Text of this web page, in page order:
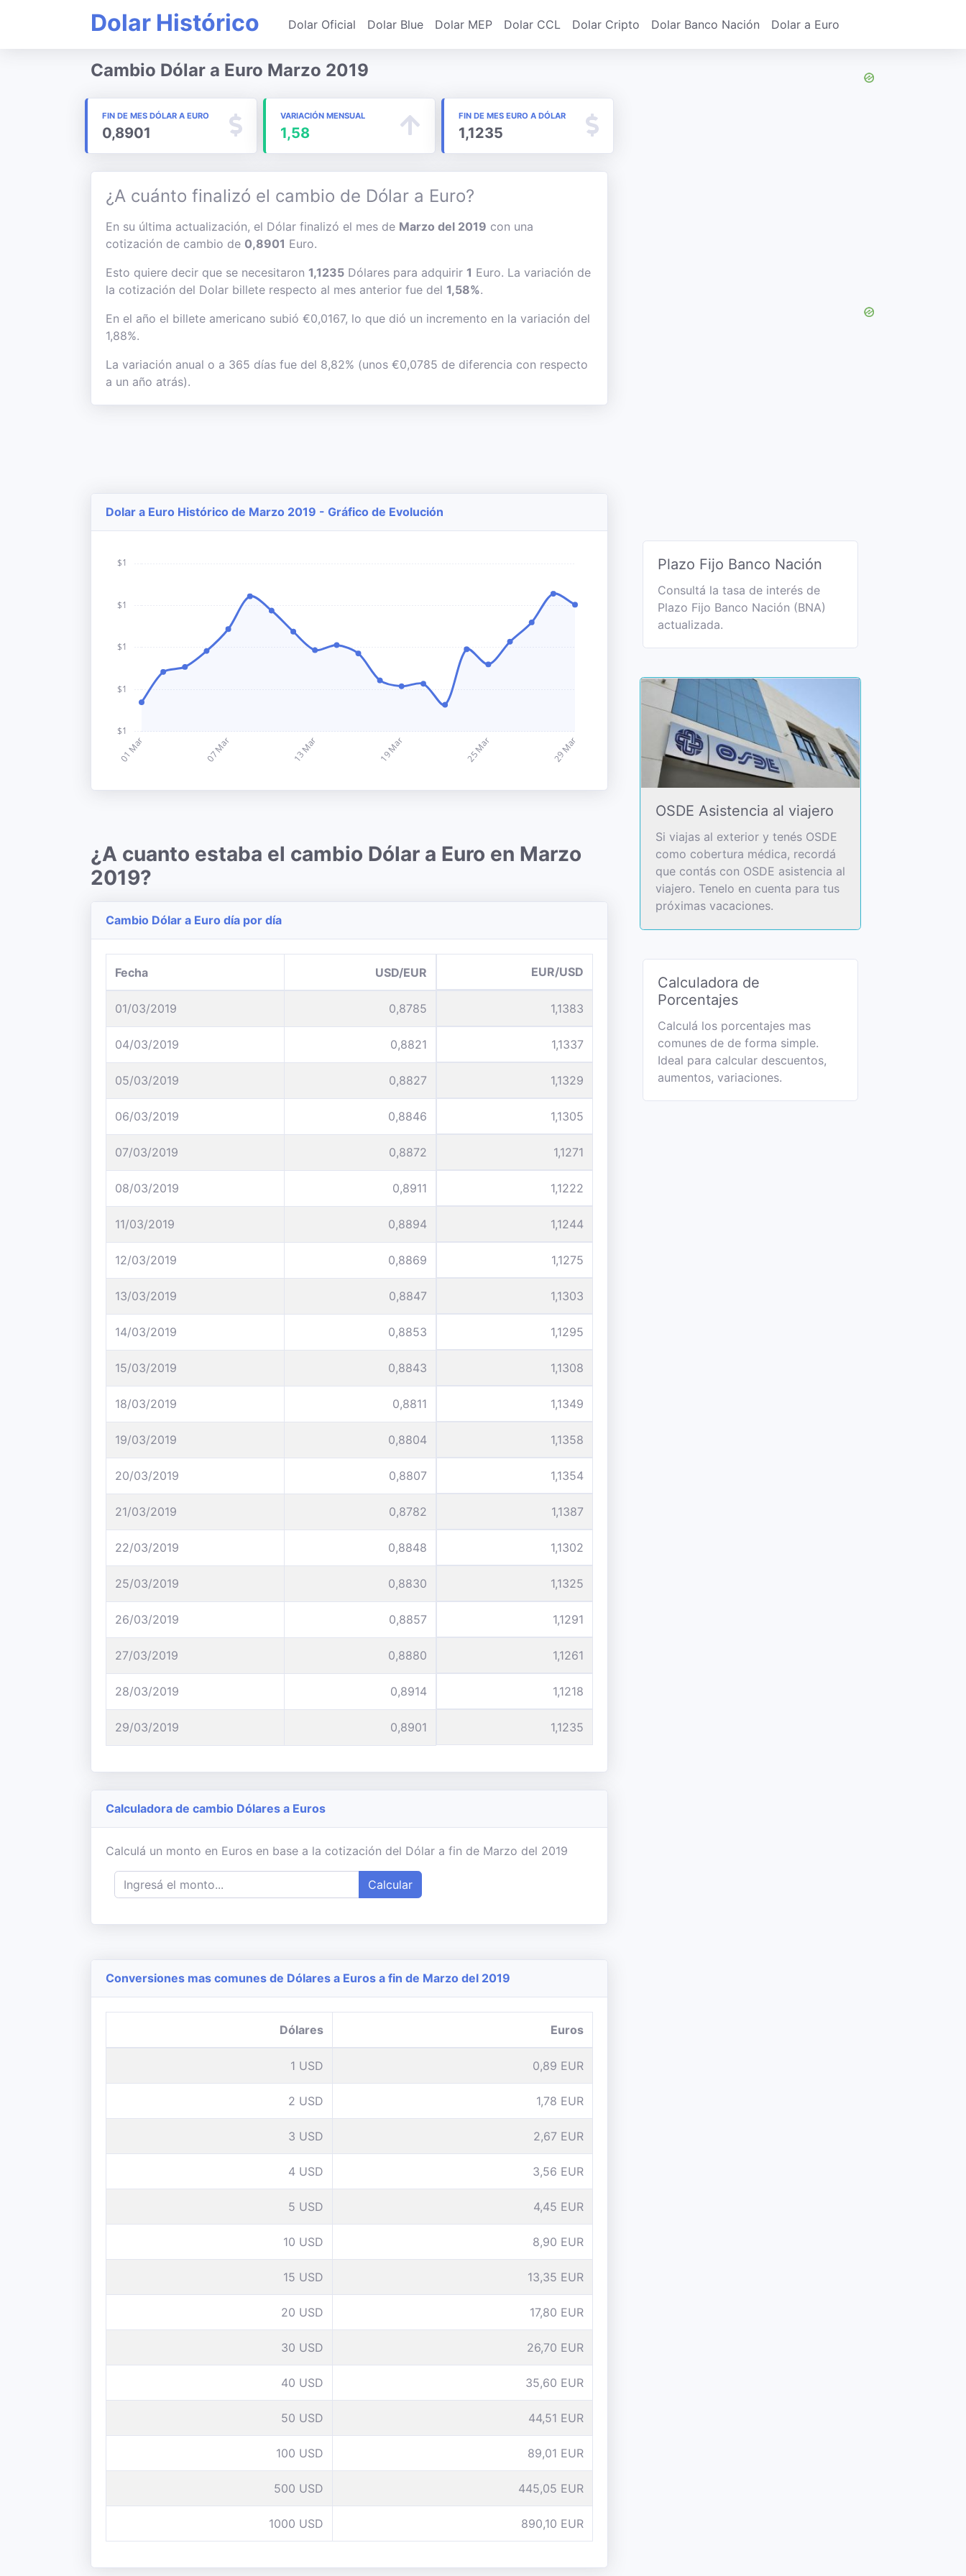
Dolar Histórico Dolar Oficial Dolar Blue Dolar MEP Dolar CCL Dolar Cripto Dolar Banco Nación Dolar a Euro
Cambio Dólar a Euro Marzo 2019
FIN DE MES DÓLAR A EURO
0,8901
VARIACIÓN MENSUAL
1,58
FIN DE MES EURO A DÓLAR
1,1235
¿A cuánto finalizó el cambio de Dólar a Euro?
En su última actualización, el Dólar finalizó el mes de Marzo del 2019 con una
cotización de cambio de 0,8901 Euro.
Esto quiere decir que se necesitaron 1,1235 Dólares para adquirir 1 Euro. La variación de
la cotización del Dolar billete respecto al mes anterior fue del 1,58%.
En el año el billete americano subió €0,0167, lo que dió un incremento en la variación del
1,88%.
La variación anual o a 365 días fue del 8,82% (unos €0,0785 de diferencia con respecto
a un año atrás).
Dolar a Euro Histórico de Marzo 2019 - Gráfico de Evolución
¿A cuanto estaba el cambio Dólar a Euro en Marzo
2019?
Cambio Dólar a Euro día por día
Fecha USD/EUR EUR/USD
01/03/2019 0,8785 1,1383
04/03/2019 0,8821 1,1337
05/03/2019 0,8827 1,1329
06/03/2019 0,8846 1,1305
07/03/2019 0,8872 1,1271
08/03/2019 0,8911 1,1222
11/03/2019 0,8894 1,1244
12/03/2019 0,8869 1,1275
13/03/2019 0,8847 1,1303
14/03/2019 0,8853 1,1295
15/03/2019 0,8843 1,1308
18/03/2019 0,8811 1,1349
19/03/2019 0,8804 1,1358
20/03/2019 0,8807 1,1354
21/03/2019 0,8782 1,1387
22/03/2019 0,8848 1,1302
25/03/2019 0,8830 1,1325
26/03/2019 0,8857 1,1291
27/03/2019 0,8880 1,1261
28/03/2019 0,8914 1,1218
29/03/2019 0,8901 1,1235
Calculadora de cambio Dólares a Euros
Calculá un monto en Euros en base a la cotización del Dólar a fin de Marzo del 2019
Calcular
Conversiones mas comunes de Dólares a Euros a fin de Marzo del 2019
Dólares Euros
1 USD 0,89 EUR
2 USD 1,78 EUR
3 USD 2,67 EUR
4 USD 3,56 EUR
5 USD 4,45 EUR
10 USD 8,90 EUR
15 USD 13,35 EUR
20 USD 17,80 EUR
30 USD 26,70 EUR
40 USD 35,60 EUR
50 USD 44,51 EUR
100 USD 89,01 EUR
500 USD 445,05 EUR
1000 USD 890,10 EUR
Plazo Fijo Banco Nación
Consultá la tasa de interés de
Plazo Fijo Banco Nación (BNA)
actualizada.
OSDE Asistencia al viajero
Si viajas al exterior y tenés OSDE
como cobertura médica, recordá
que contás con OSDE asistencia al
viajero. Tenelo en cuenta para tus
próximas vacaciones.
Calculadora de
Porcentajes
Calculá los porcentajes mas
comunes de de forma simple.
Ideal para calcular descuentos,
aumentos, variaciones.